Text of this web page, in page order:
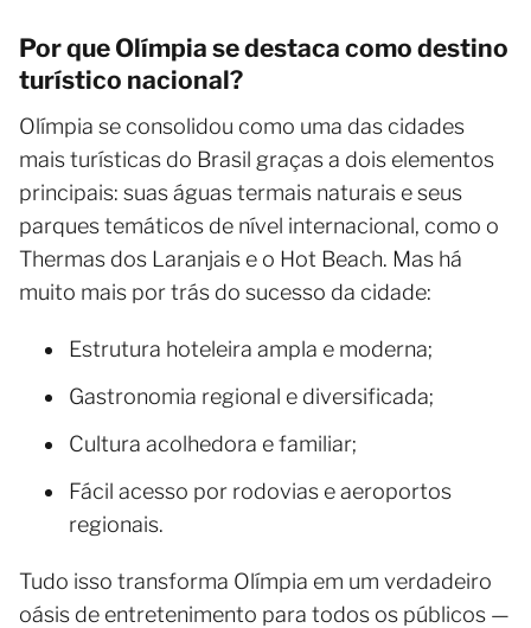
Por que Olímpia se destaca como destino
turístico nacional?
Olímpia se consolidou como uma das cidades
mais turísticas do Brasil graças a dois elementos
principais: suas águas termais naturais e seus
parques temáticos de nível internacional, como o
Thermas dos Laranjais e o Hot Beach. Mas há
muito mais por trás do sucesso da cidade:
Estrutura hoteleira ampla e moderna;
Gastronomia regional e diversificada;
Cultura acolhedora e familiar;
Fácil acesso por rodovias e aeroportos
regionais.
Tudo isso transforma Olímpia em um verdadeiro
oásis de entretenimento para todos os públicos —